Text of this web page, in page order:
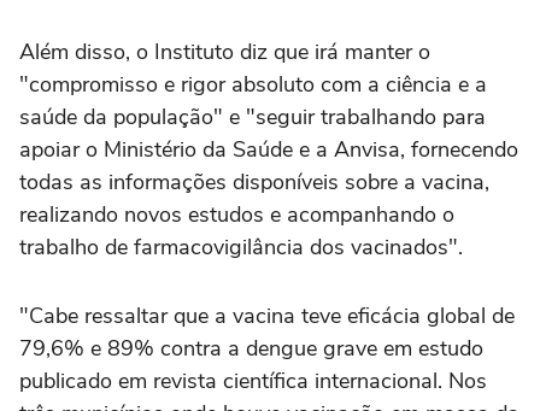
Além disso, o Instituto diz que irá manter o
"compromisso e rigor absoluto com a ciência e a
saúde da população" e "seguir trabalhando para
apoiar o Ministério da Saúde e a Anvisa, fornecendo
todas as informações disponíveis sobre a vacina,
realizando novos estudos e acompanhando o
trabalho de farmacovigilância dos vacinados".
"Cabe ressaltar que a vacina teve eficácia global de
79,6% e 89% contra a dengue grave em estudo
publicado em revista científica internacional. Nos